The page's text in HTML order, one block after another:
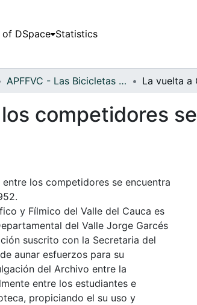
DSpace Statistics
APFFVC - Las Bicicletas y Ca - Patrimonial
competidores se
los competidores se encuentra
y Fílmico del Valle del Cauca es
del Valle Jorge Garcés
suscrito con la Secretaria del
aunar esfuerzos para su
del Archivo entre la
entre los estudiantes e
propiciando el su uso y